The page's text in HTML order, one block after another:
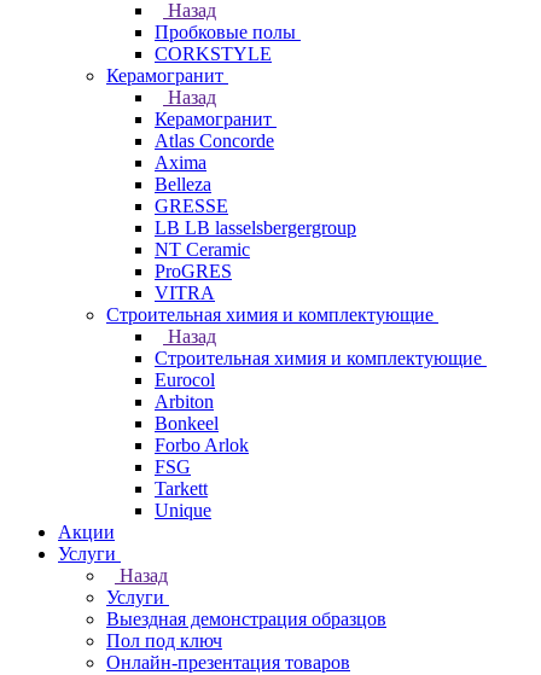
Назад
Пробковые полы
CORKSTYLE
Керамогранит
Назад
Керамогранит
Atlas Concorde
Axima
Belleza
GRESSE
LB LB lasselsbergergroup
NT Ceramic
ProGRES
VITRA
Строительная химия и комплектующие
Назад
Строительная химия и комплектующие
Eurocol
Arbiton
Bonkeel
Forbo Arlok
FSG
Tarkett
Unique
Акции
Услуги
Назад
Услуги
Выездная демонстрация образцов
Пол под ключ
Онлайн-презентация товаров